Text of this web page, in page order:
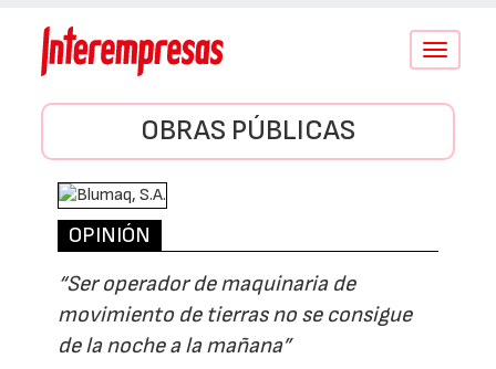
Conmutar
OBRAS PÚBLICAS
OPINIÓN
“Ser operador de maquinaria de
movimiento de tierras no se consigue
de la noche a la mañana”